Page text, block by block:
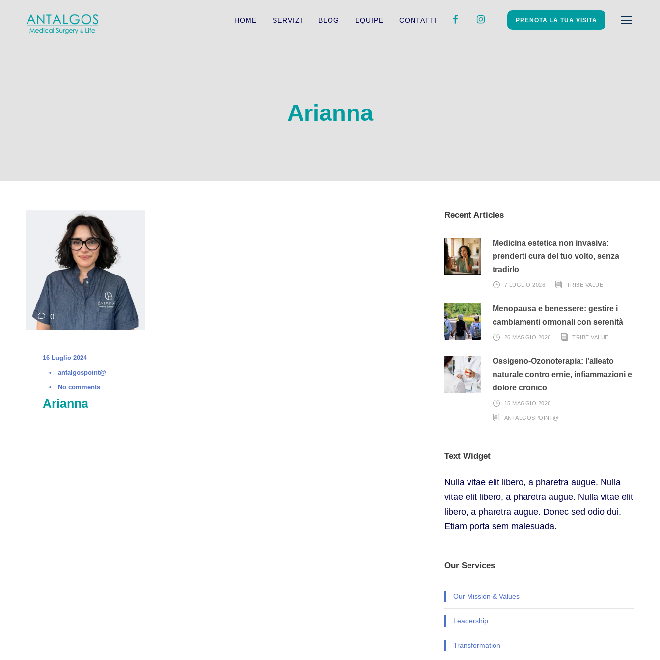
HOME SERVIZI BLOG EQUIPE CONTATTI PRENOTA LA TUA VISITA
Arianna
0
16 Luglio 2024
•
antalgospoint@
•
No comments
Arianna
Recent Articles
Medicina estetica non invasiva:
prenderti cura del tuo volto, senza
tradirlo
7 LUGLIO 2026 TRIBE VALUE
Menopausa e benessere: gestire i
cambiamenti ormonali con serenità
26 MAGGIO 2026 TRIBE VALUE
Ossigeno-Ozonoterapia: l’alleato
naturale contro ernie, infiammazioni e
dolore cronico
15 MAGGIO 2026
ANTALGOSPOINT@
Text Widget
Nulla vitae elit libero, a pharetra augue. Nulla
vitae elit libero, a pharetra augue. Nulla vitae elit
libero, a pharetra augue. Donec sed odio dui.
Etiam porta sem malesuada.
Our Services
Our Mission & Values
Leadership
Transformation